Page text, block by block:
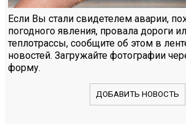
Если Вы стали свидетелем аварии,
погодного явления, провала дороги
теплотрассы, сообщите об этом в
новостей. Загружайте фотографии
форму.
ДОБАВИТЬ НОВОСТЬ